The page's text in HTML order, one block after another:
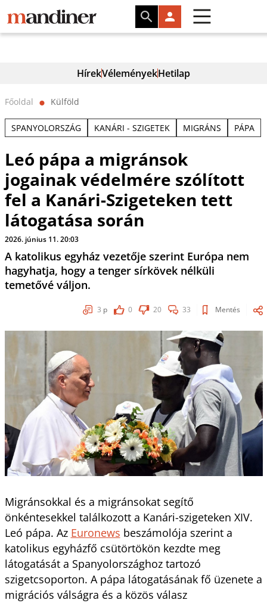
HírekVéleményekHetilap
Főoldal ⬤ Külföld
SPANYOLORSZÁG KANÁRI - SZIGETEK MIGRÁNS PÁPA
Leó pápa a migránsok
jogainak védelmére szólított
fel a Kanári-Szigeteken tett
látogatása során
2026. június 11. 20:03
A katolikus egyház vezetője szerint Európa nem
hagyhatja, hogy a tenger sírkövek nélküli
temetővé váljon.
3 p 0 20 33 Mentés
Migránsokkal és a migránsokat segítő
önkéntesekkel találkozott a Kanári-szigeteken XIV.
Leó pápa. Az Euronews beszámolója szerint a
katolikus egyházfő csütörtökön kezdte meg
látogatását a Spanyolországhoz tartozó
szigetcsoporton. A pápa látogatásának fő üzenete a
migrációs válságra és a közös válasz